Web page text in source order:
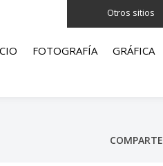
Otros sitios
FOTOGRAFÍA GRÁFICA
COMPARTE